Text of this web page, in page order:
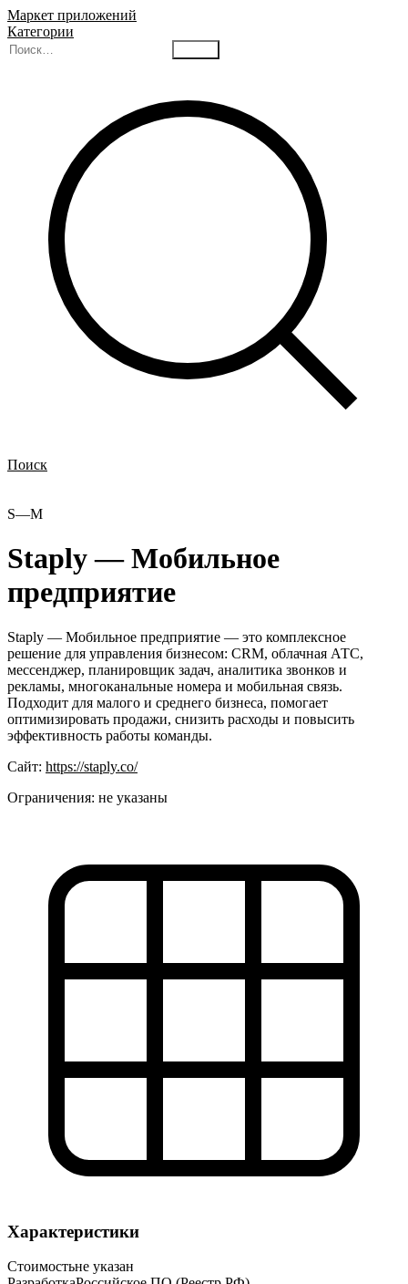
Маркет приложений
Категории
Поиск
S—М
Staply — Мобильное
предприятие
Staply — Мобильное предприятие — это комплексное
решение для управления бизнесом: CRM, облачная АТС,
мессенджер, планировщик задач, аналитика звонков и
рекламы, многоканальные номера и мобильная связь.
Подходит для малого и среднего бизнеса, помогает
оптимизировать продажи, снизить расходы и повысить
эффективность работы команды.
Сайт: https://staply.co/
Ограничения: не указаны
Характеристики
Стоимостьне указан